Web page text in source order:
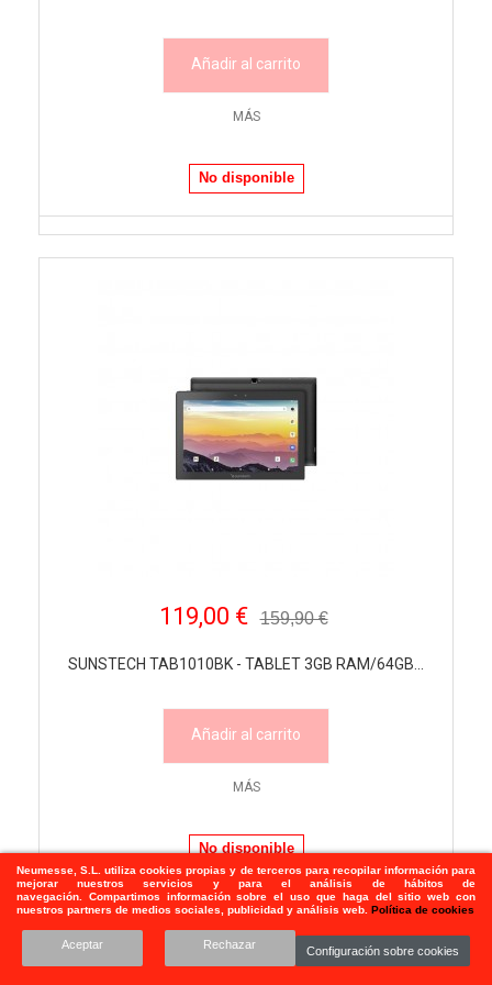
Neumesse, S.L. utiliza cookies propias y de terceros para recopilar información para
mejorar nuestros servicios y para el análisis de hábitos de
navegación. Compartimos información sobre el uso que haga del sitio web con
nuestros partners de medios sociales, publicidad y análisis web. Política de cookies
Aceptar Rechazar Configuración sobre cookies
Añadir al carrito
MÁS
No disponible
119,00 € 159,90 €
SUNSTECH TAB1010BK - TABLET 3GB RAM/64GB...
Añadir al carrito
MÁS
No disponible
Mostrar todos
1 2 3 4 5